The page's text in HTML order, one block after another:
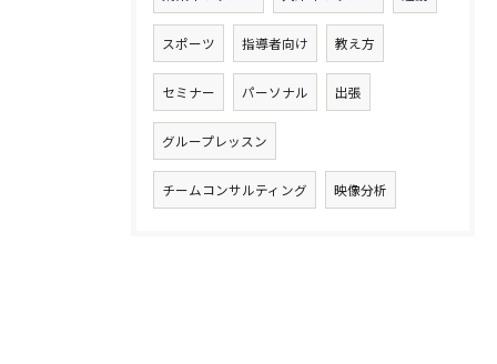
スポーツ 指導者向け 教え方
セミナー パーソナル 出張
グループレッスン
チームコンサルティング 映像分析